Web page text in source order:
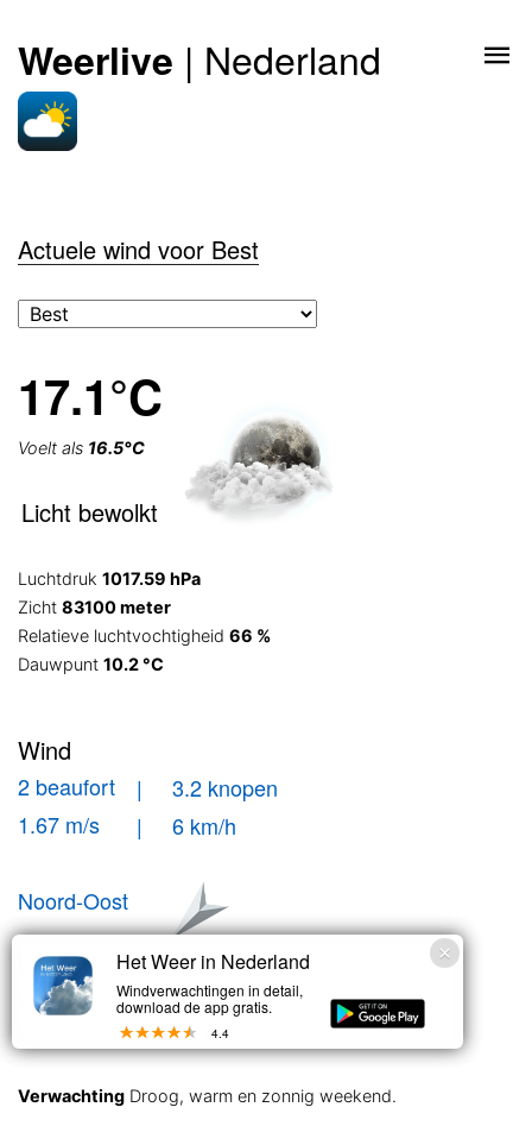
Weerlive | Nederland
Actuele wind voor Best
17.1°C
Voelt als 16.5°C
Licht bewolkt
Luchtdruk 1017.59 hPa
Zicht 83100 meter
Relatieve luchtvochtigheid 66 %
Dauwpunt 10.2 °C
Wind
2 beaufort
| 3.2 knopen
1.67 m/s
| 6 km/h
Noord-Oost
Windstoten
2 bft
| 4.1 knopen
| 7.6 km/h
Verwachting Droog, warm en zonnig weekend.
Het Weer in Nederland
Windverwachtingen in detail,
download de app gratis.
4.4